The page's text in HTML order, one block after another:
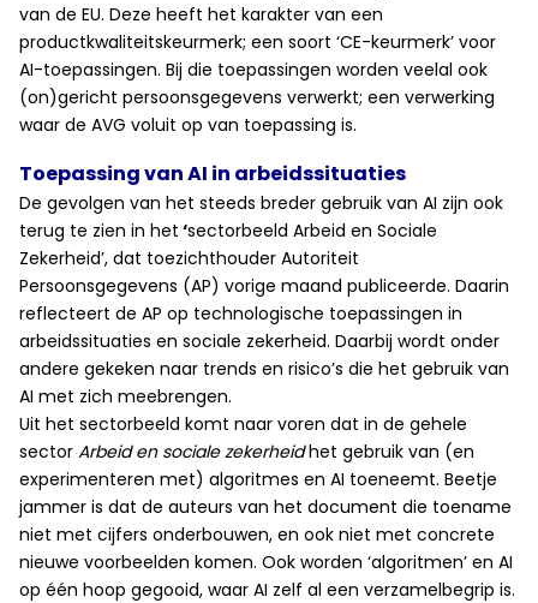
van de EU. Deze heeft het karakter van een
productkwaliteitskeurmerk; een soort ‘CE-keurmerk’ voor
AI-toepassingen. Bij die toepassingen worden veelal ook
(on)gericht persoonsgegevens verwerkt; een verwerking
waar de AVG voluit op van toepassing is.
Toepassing van AI in arbeidssituaties
De gevolgen van het steeds breder gebruik van AI zijn ook
terug te zien in het ‘sectorbeeld Arbeid en Sociale
Zekerheid’, dat toezichthouder Autoriteit
Persoonsgegevens (AP) vorige maand publiceerde. Daarin
reflecteert de AP op technologische toepassingen in
arbeidssituaties en sociale zekerheid. Daarbij wordt onder
andere gekeken naar trends en risico’s die het gebruik van
AI met zich meebrengen.
Uit het sectorbeeld komt naar voren dat in de gehele
sector Arbeid en sociale zekerheidhet gebruik van (en
experimenteren met) algoritmes en AI toeneemt. Beetje
jammer is dat de auteurs van het document die toename
niet met cijfers onderbouwen, en ook niet met concrete
nieuwe voorbeelden komen. Ook worden ‘algoritmen’ en AI
op één hoop gegooid, waar AI zelf al een verzamelbegrip is.